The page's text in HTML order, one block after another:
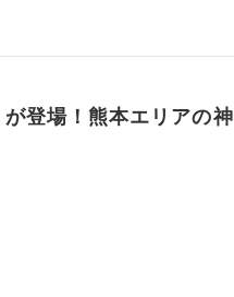
登場！熊本エリアの神